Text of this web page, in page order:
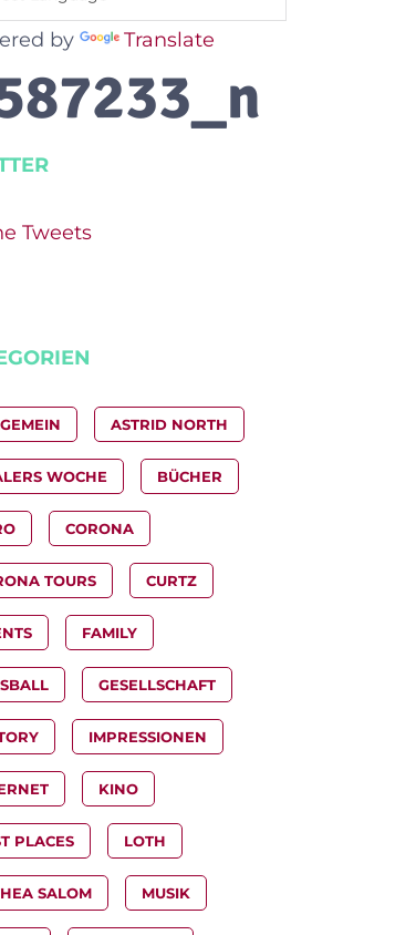
by Translate
Tweets
ASTRID NORTH
WOCHE BÜCHER
CORONA
TOURS CURTZ
FAMILY
GESELLSCHAFT
IMPRESSIONEN
KINO
PLACES LOTH
SALOM MUSIK